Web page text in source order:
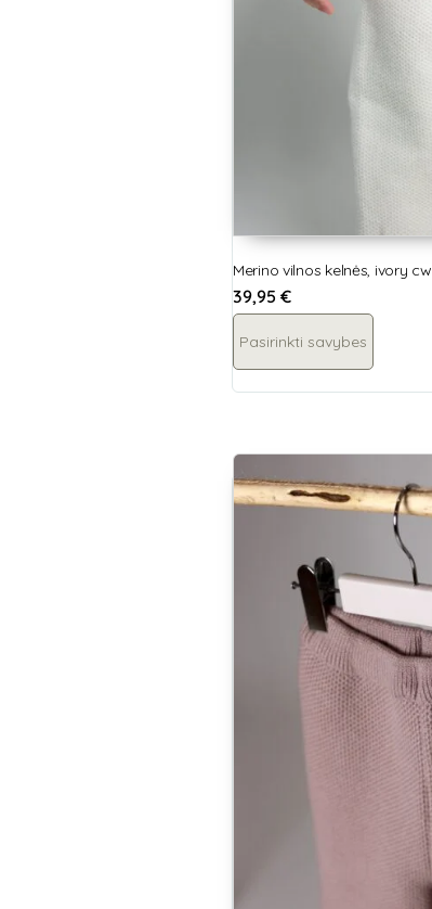
Merino vilnos kelnės, ivory cw
39,95 €
Pasirinkti savybes